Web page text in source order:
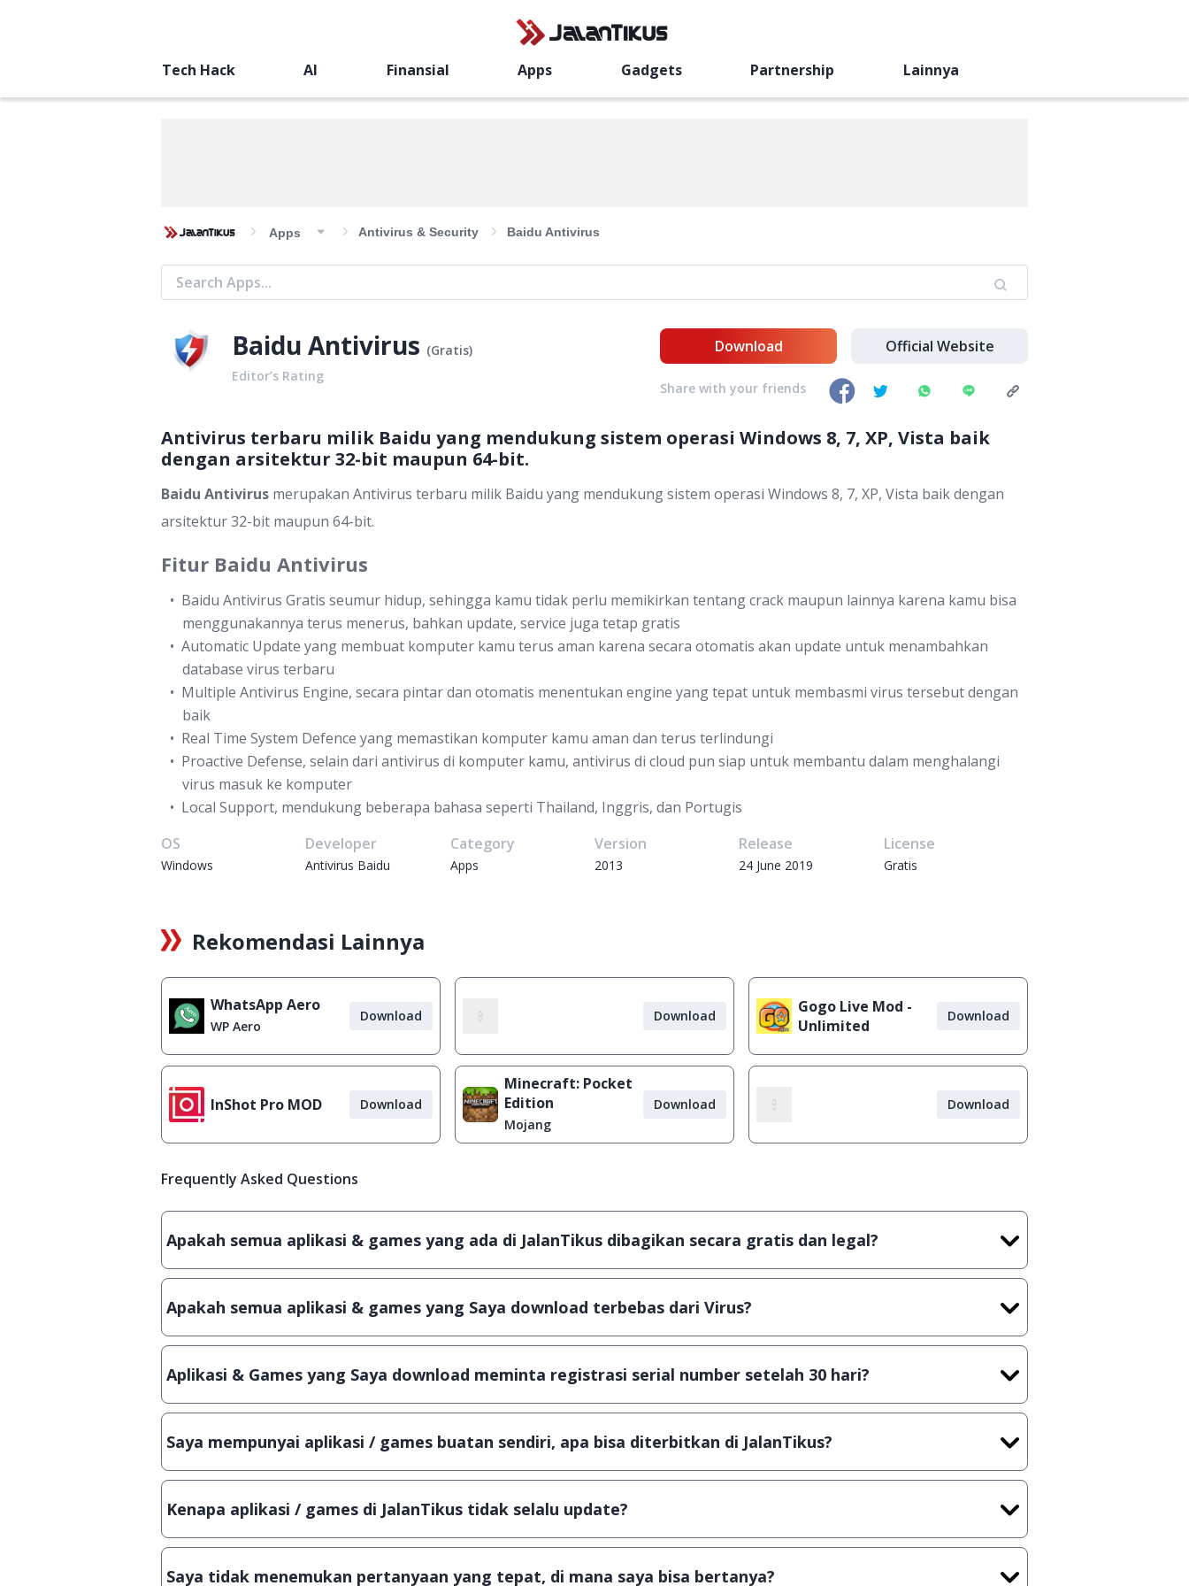
Tech Hack AI Finansial Apps Gadgets Partnership Lainnya
Apps Antivirus & Security Baidu Antivirus
Baidu Antivirus (Gratis)
Editor’s Rating
Antivirus terbaru milik Baidu yang mendukung sistem operasi Windows 8, 7, XP, Vista baik
dengan arsitektur 32-bit maupun 64-bit.
Baidu Antivirus merupakan Antivirus terbaru milik Baidu yang mendukung sistem operasi Windows 8, 7, XP, Vista baik dengan
arsitektur 32-bit maupun 64-bit.
Fitur Baidu Antivirus
Baidu Antivirus Gratis seumur hidup, sehingga kamu tidak perlu memikirkan tentang crack maupun lainnya karena kamu bisa
menggunakannya terus menerus, bahkan update, service juga tetap gratis
Automatic Update yang membuat komputer kamu terus aman karena secara otomatis akan update untuk menambahkan
database virus terbaru
Multiple Antivirus Engine, secara pintar dan otomatis menentukan engine yang tepat untuk membasmi virus tersebut dengan
baik
Real Time System Defence yang memastikan komputer kamu aman dan terus terlindungi
Proactive Defense, selain dari antivirus di komputer kamu, antivirus di cloud pun siap untuk membantu dalam menghalangi
virus masuk ke komputer
Local Support, mendukung beberapa bahasa seperti Thailand, Inggris, dan Portugis
OS
Windows
Developer
Antivirus Baidu
Category
Apps
Version
2013
Release
24 June 2019
License
Gratis
Download Official Website
Share with your friends
Rekomendasi Lainnya
WhatsApp Aero
WP Aero
Download Download
Gogo Live Mod -
Unlimited
Download
InShot Pro MOD Download
Minecraft: Pocket
Edition
Mojang
Download Download
Frequently Asked Questions
Apakah semua aplikasi & games yang ada di JalanTikus dibagikan secara gratis dan legal?
Ya, JalanTikus hanya membagikan aplikasi & games yang gratis (Freeware) dan legal, dalam artian tidak (bajakan) hasil crack,
Apakah semua aplikasi & games yang Saya download terbebas dari Virus?
Ya, JalanTikus selalu melakukan scanning dengan 3 jenis Antivirus (Kaspersky, AVG & Avast) sebelum menerbitkan suatu
Aplikasi & Games yang Saya download meminta registrasi serial number setelah 30 hari?
Meskipun dibagikan secara gratis, namun ada beberapa aplikasi & games yang dibagikan secara Shareware, dalam arti hanya
Saya mempunyai aplikasi / games buatan sendiri, apa bisa diterbitkan di JalanTikus?
Tentu saja bisa. Silahkan kirim email keinfo@jalantikus.comdengan menyertakan Nama Aplikasi/Games, Deskripsi serta
Kenapa aplikasi / games di JalanTikus tidak selalu update?
Demi menjaga kualitas aplikasi dan games yang ada di JalanTikus, hingga saat ini kita masih melakukan upload-download
Saya tidak menemukan pertanyaan yang tepat, di mana saya bisa bertanya?